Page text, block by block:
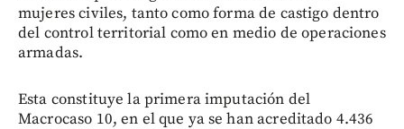
mujeres civiles, tanto como forma de castigo dentro
del control territorial como en medio de operaciones
armadas.
Esta constituye la primera imputación del
Macrocaso 10, en el que ya se han acreditado 4.436